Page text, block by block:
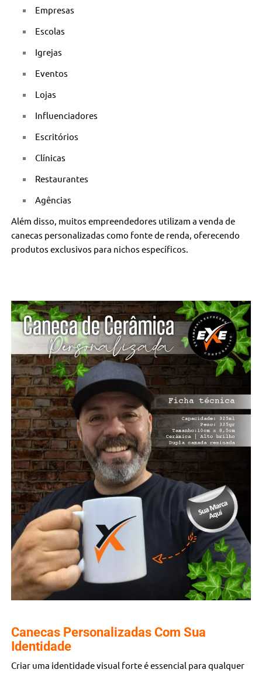
Empresas
Escolas
Igrejas
Eventos
Lojas
Influenciadores
Escritórios
Clínicas
Restaurantes
Agências
Além disso, muitos empreendedores utilizam a venda de
canecas personalizadas como fonte de renda, oferecendo
produtos exclusivos para nichos específicos.
Canecas Personalizadas Com Sua
Identidade
Criar uma identidade visual forte é essencial para qualquer